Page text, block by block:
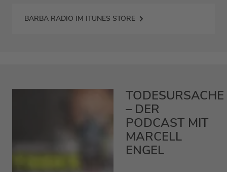
BARBA RADIO IM ITUNES STORE
TODESURSACHE
– DER
PODCAST MIT
MARCELL
ENGEL